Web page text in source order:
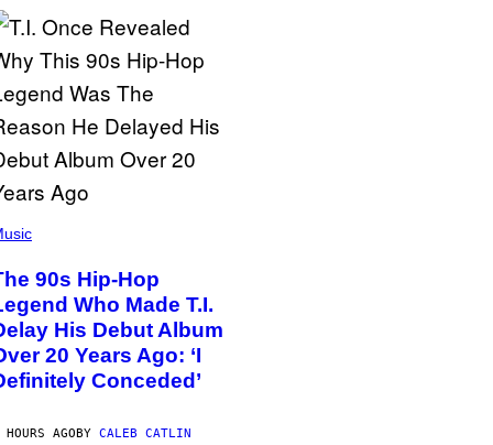
90s Hip-Hop
Who Made T.I.
His Debut Album
20 Years Ago: ‘I
Conceded’
AGOBY CALEB CATLIN